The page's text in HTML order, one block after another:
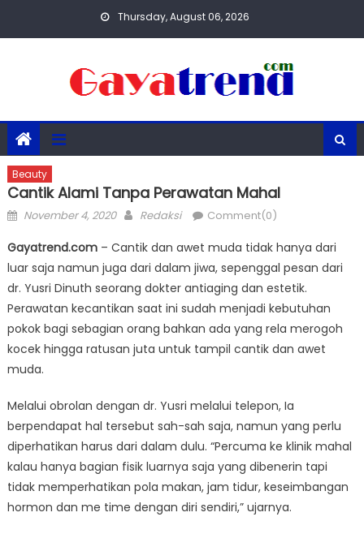
Thursday, August 06, 2026
Beauty
Cantik Alami Tanpa Perawatan Mahal
Posted
November 4, 2020 Author
Redaksi Comment(0)
Gayatrend.com– Cantik dan awet muda tidak hanya dari
luar saja namun juga dari dalam jiwa, sepenggal pesan dari
dr. Yusri Dinuth seorang dokter antiaging dan estetik.
Perawatan kecantikan saat ini sudah menjadi kebutuhan
pokok bagi sebagian orang bahkan ada yang rela merogoh
kocek hingga ratusan juta untuk tampil cantik dan awet
muda.
Melalui obrolan dengan dr. Yusri melalui telepon, Ia
berpendapat hal tersebut sah-sah saja, namun yang perlu
diperhatikan harus dari dalam dulu. “Percuma ke klinik mahal
kalau hanya bagian fisik luarnya saja yang dibenerin tapi
tidak memperhatikan pola makan, jam tidur, keseimbangan
hormon dan me time dengan diri sendiri,” ujarnya.